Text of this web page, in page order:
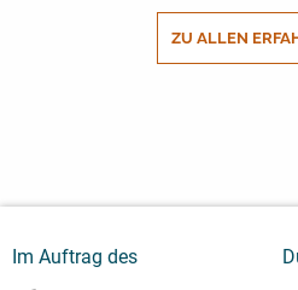
ZU ALLEN
Im Auftrag des